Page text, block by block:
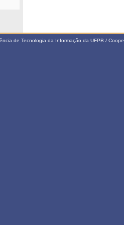
de Tecnologia da Informação da UFPB /